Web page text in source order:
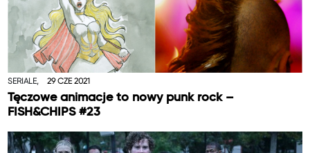
SERIALE, 29 CZE 2021
Tęczowe animacje to nowy punk rock –
FISH&CHIPS #23